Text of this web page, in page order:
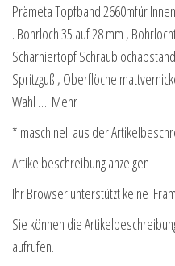
Prämeta Topfband 2660mfür
. Bohrloch 35 auf 28 mm ,
Scharniertopf
Spritzguß , Oberflöche
Wahl …. Mehr
* maschinell aus der
Artikelbeschreibung anzeigen
Ihr Browser unterstützt keine
Sie können die
aufrufen.